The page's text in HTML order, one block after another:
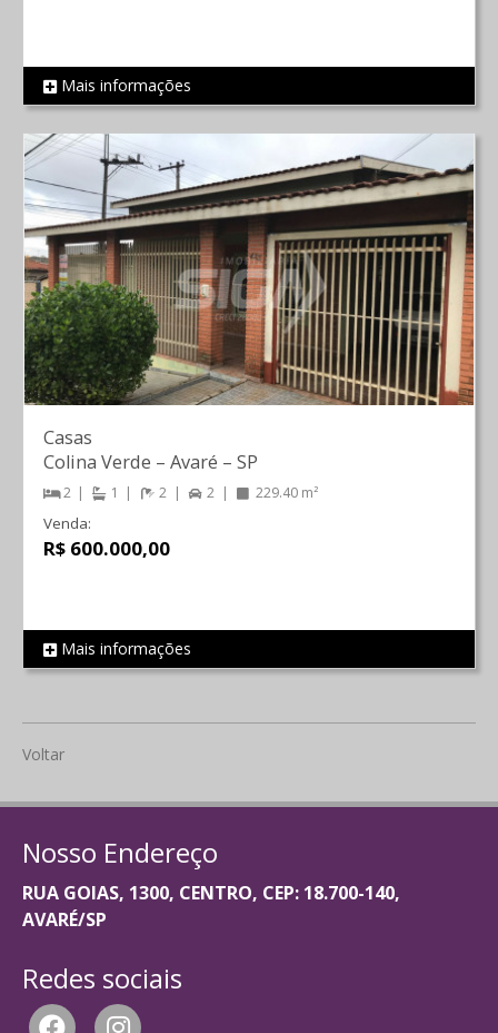
REF 2056
Mais informações
REF 159
Casas
Colina Verde – Avaré – SP
2 1 2 2 229.40 m²
Venda:
R$ 600.000,00
Mais informações
Voltar
Nosso Endereço
RUA GOIAS, 1300, CENTRO, CEP: 18.700-140,
AVARÉ/SP
Redes sociais